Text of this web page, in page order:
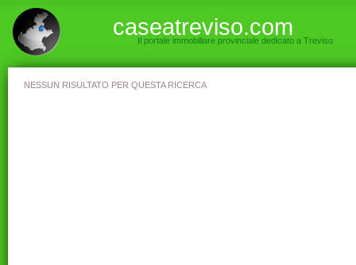
caseatreviso.com
Il portale immobiliare provinciale dedicato a Treviso
NESSUN RISULTATO PER QUESTA RICERCA